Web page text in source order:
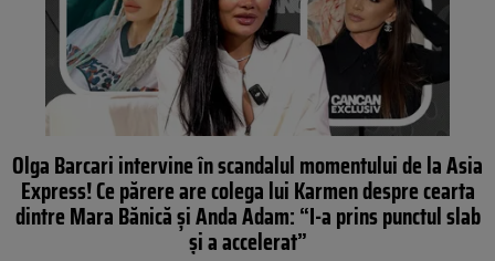
Olga Barcari intervine în scandalul momentului de la Asia
Express! Ce părere are colega lui Karmen despre cearta
dintre Mara Bănică și Anda Adam: “I-a prins punctul slab
și a accelerat”